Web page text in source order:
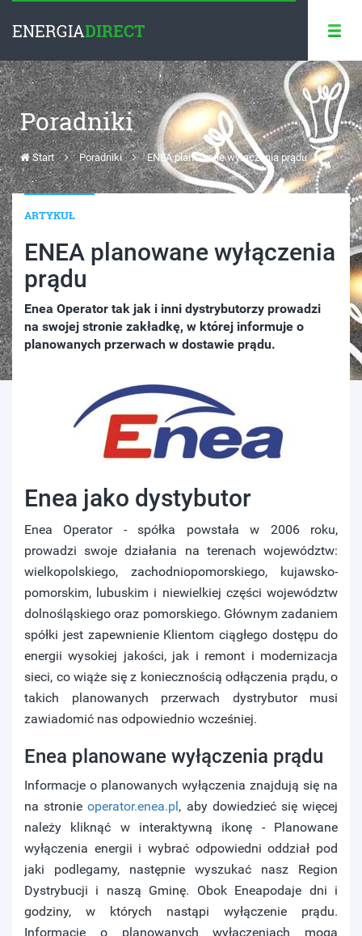
ENERGIADIRECT
Poradniki
Start Poradniki ENEA planowane wyłączenia prądu
ARTYKUŁ
ENEA planowane wyłączenia
prądu
Enea Operator tak jak i inni dystrybutorzy prowadzi
na swojej stronie zakładkę, w której informuje o
planowanych przerwach w dostawie prądu.
Enea jako dystybutor
Enea Operator - spółka powstała w 2006 roku,
prowadzi swoje działania na terenach województw:
wielkopolskiego, zachodniopomorskiego, kujawsko-
pomorskim, lubuskim i niewielkiej części województw
dolnośląskiego oraz pomorskiego. Głównym zadaniem
spółki jest zapewnienie Klientom ciągłego dostępu do
energii wysokiej jakości, jak i remont i modernizacja
sieci, co wiąże się z koniecznością odłączenia prądu, o
takich planowanych przerwach dystrybutor musi
zawiadomić nas odpowiednio wcześniej.
Enea planowane wyłączenia prądu
Informacje o planowanych wyłączenia znajdują się na
na stronieoperator.enea.pl, aby dowiedzieć się więcej
należy kliknąć w interaktywną ikonę - Planowane
wyłączenia energii i wybrać odpowiedni oddział pod
jaki podlegamy, następnie wyszukać nasz Region
Dystrybucji i naszą Gminę. Obok Eneapodaje dni i
godziny, w których nastąpi wyłączenie prądu.
Informacje o planowanych wyłączeniach mogą